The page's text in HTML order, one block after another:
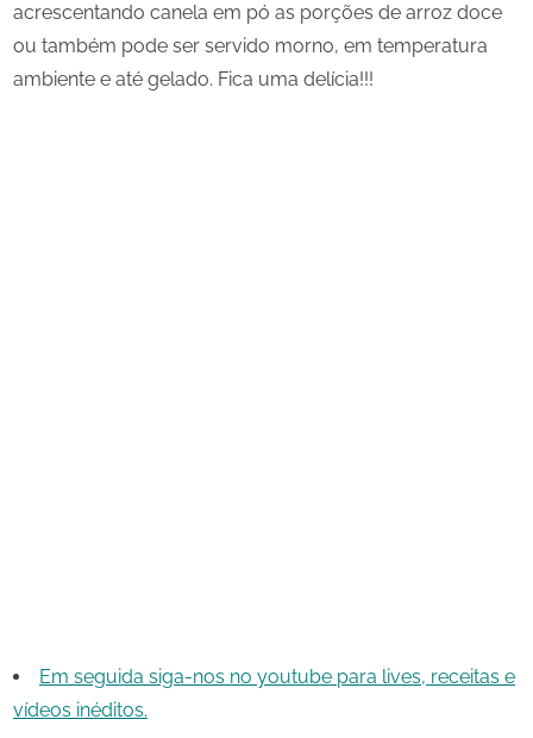
acrescentando canela em pó as porções de arroz doce
ou também pode ser servido morno, em temperatura
ambiente e até gelado. Fica uma delícia!!!
Em seguida siga-nos no youtube para lives, receitas e
vídeos inéditos.